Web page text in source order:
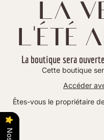
La
l'été
La boutique sera ouverte
Cette boutique
Accéder
Êtes-vous le propriétaire